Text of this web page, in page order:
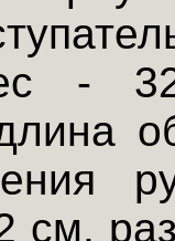
-
см,